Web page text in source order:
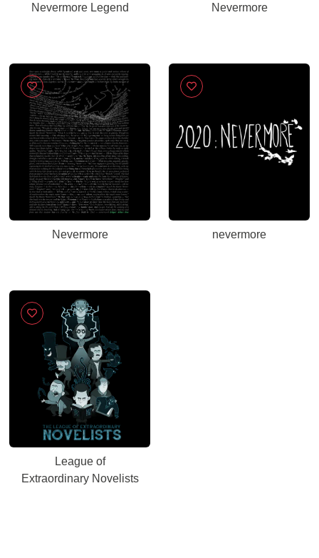
Nevermore Legend Nevermore
Nevermore nevermore
League of
Extraordinary Novelists